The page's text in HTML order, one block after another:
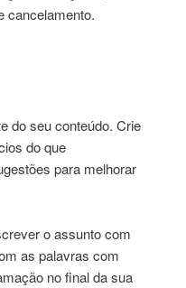
cancelamento.
do seu conteúdo. Crie
do que
para melhorar
o assunto com
as palavras com
no final da sua